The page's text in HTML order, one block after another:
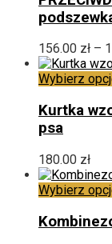
156.00 zł –
Wybierz
Kurtka
psa
180.00 zł
Wybierz